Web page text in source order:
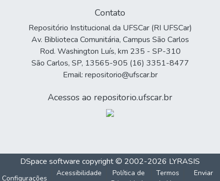
Contato
Repositório Institucional da UFSCar (RI UFSCar)
Av. Biblioteca Comunitária, Campus São Carlos
Rod. Washington Luís, km 235 - SP-310
São Carlos, SP, 13565-905 (16) 3351-8477
Email: repositorio@ufscar.br
Acessos ao repositorio.ufscar.br
DSpace software copyright © 2002-2026 LYRASIS
Configurações
Acessibilidade
Política de
Termos
Enviar